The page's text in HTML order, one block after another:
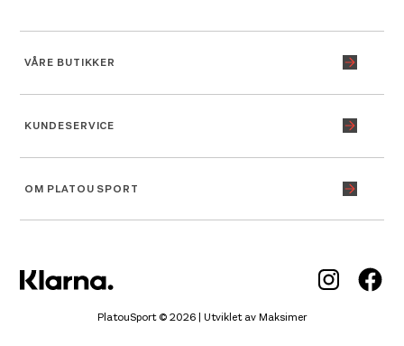
VÅRE BUTIKKER
KUNDESERVICE
OM PLATOU SPORT
PlatouSport © 2026 | Utviklet avMaksimer